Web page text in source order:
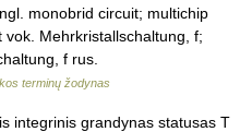
monobrid circuit; multichip
Mehrkristallschaltung, f;
f rus.
terminų žodynas
integrinis grandynas statusas T